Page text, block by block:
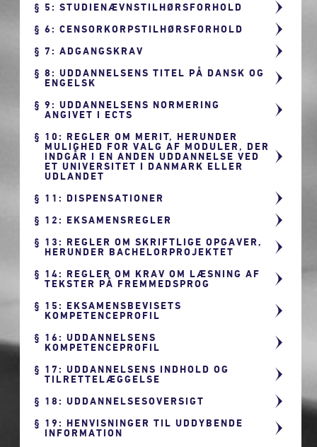
5: STUDIENÆVNSTILHØRSFORHOLD
6: CENSORKORPSTILHØRSFORHOLD
7: ADGANGSKRAV
8: UDDANNELSENS TITEL PÅ DANSK OG
ENGELSK
9: UDDANNELSENS NORMERING
ANGIVET I ECTS
10: REGLER OM MERIT, HERUNDER
MULIGHED FOR VALG AF MODULER, DER
INDGÅR I EN ANDEN UDDANNELSE VED
ET UNIVERSITET I DANMARK ELLER
UDLANDET
11: DISPENSATIONER
12: EKSAMENSREGLER
13: REGLER OM SKRIFTLIGE OPGAVER,
HERUNDER BACHELORPROJEKTET
14: REGLER OM KRAV OM LÆSNING AF
TEKSTER PÅ FREMMEDSPROG
15: EKSAMENSBEVISETS
KOMPETENCEPROFIL
16: UDDANNELSENS
KOMPETENCEPROFIL
17: UDDANNELSENS INDHOLD OG
TILRETTELÆGGELSE
18: UDDANNELSESOVERSIGT
19: HENVISNINGER TIL UDDYBENDE
INFORMATION